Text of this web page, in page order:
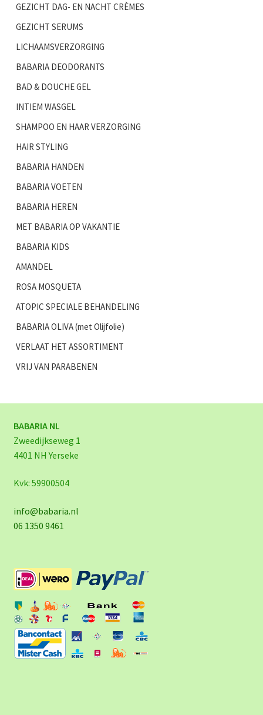
GEZICHT DAG- EN NACHT CRÈMES
GEZICHT SERUMS
LICHAAMSVERZORGING
BABARIA DEODORANTS
BAD & DOUCHE GEL
INTIEM WASGEL
SHAMPOO EN HAAR VERZORGING
HAIR STYLING
BABARIA HANDEN
BABARIA VOETEN
BABARIA HEREN
MET BABARIA OP VAKANTIE
BABARIA KIDS
AMANDEL
ROSA MOSQUETA
ATOPIC SPECIALE BEHANDELING
BABARIA OLIVA (met Olijfolie)
VERLAAT HET ASSORTIMENT
VRIJ VAN PARABENEN
BABARIA NL
Zweedijkseweg 1
4401 NH Yerseke
Kvk: 59900504
info@babaria.nl
06 1350 9461